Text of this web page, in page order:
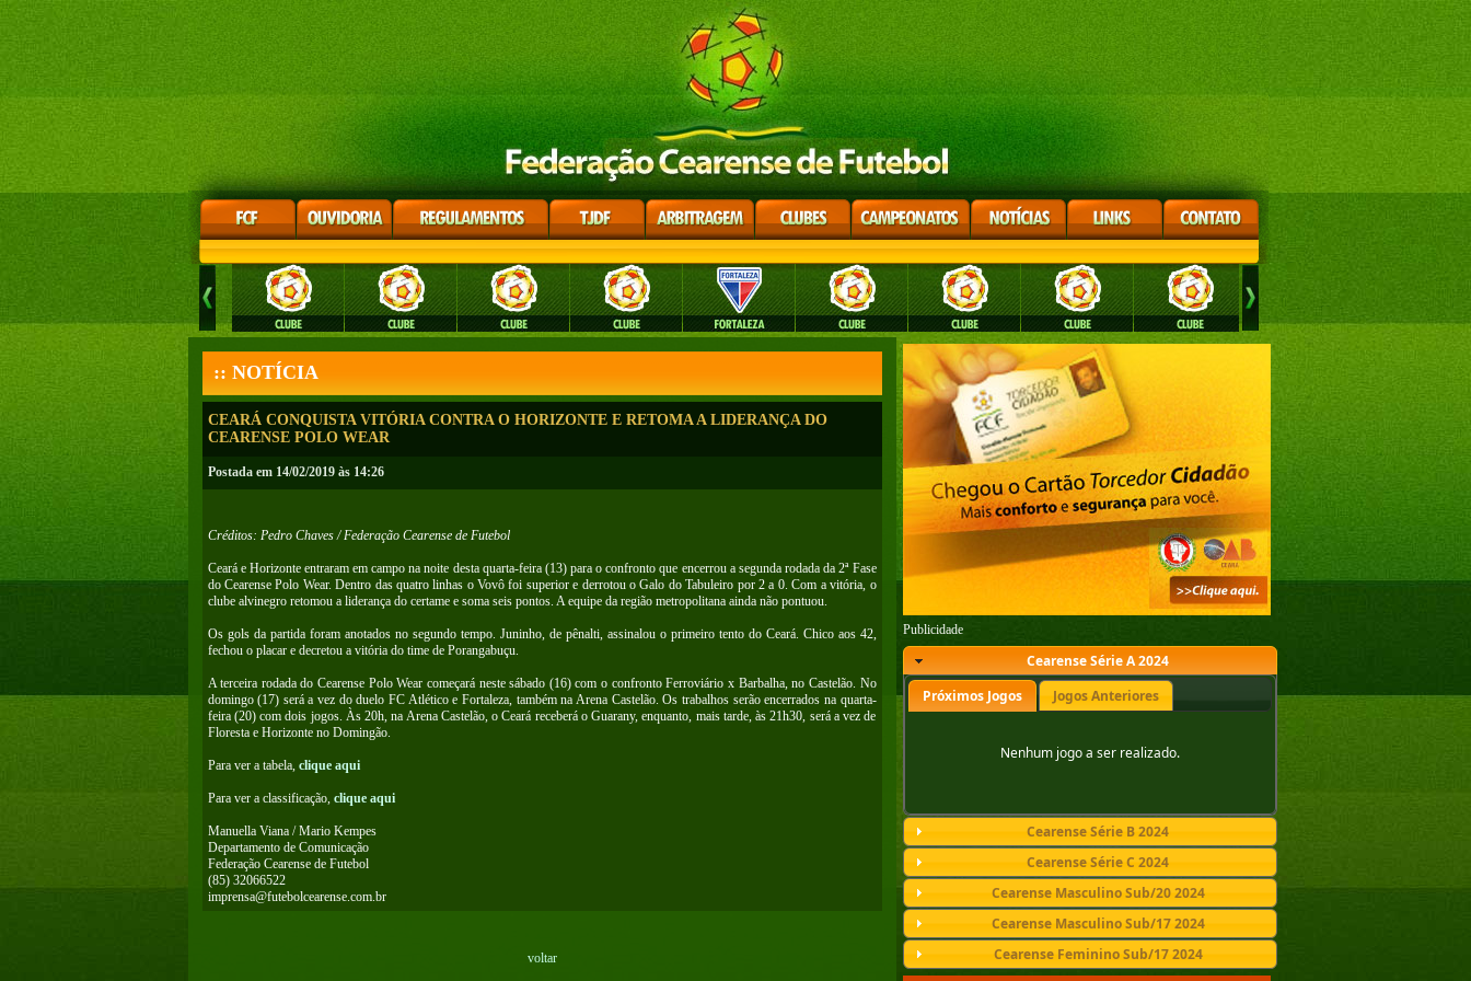
:: NOTÍCIA
CEARÁ CONQUISTA VITÓRIA CONTRA O HORIZONTE E RETOMA A LIDERANÇA DO
CEARENSE POLO WEAR
Postada em 14/02/2019 às 14:26
Créditos: Pedro Chaves / Federação Cearense de Futebol
Ceará e Horizonte entraram em campo na noite desta quarta-feira (13) para o confronto que encerrou a segunda rodada da 2ª Fase
do Cearense Polo Wear. Dentro das quatro linhas o Vovô foi superior e derrotou o Galo do Tabuleiro por 2 a 0. Com a vitória, o
clube alvinegro retomou a liderança do certame e soma seis pontos. A equipe da região metropolitana ainda não pontuou.
Os gols da partida foram anotados no segundo tempo. Juninho, de pênalti, assinalou o primeiro tento do Ceará. Chico aos 42,
fechou o placar e decretou a vitória do time de Porangabuçu.
A terceira rodada do Cearense Polo Wear começará neste sábado (16) com o confronto Ferroviário x Barbalha, no Castelão. No
domingo (17) será a vez do duelo FC Atlético e Fortaleza, também na Arena Castelão. Os trabalhos serão encerrados na quarta-
feira (20) com dois jogos. Às 20h, na Arena Castelão, o Ceará receberá o Guarany, enquanto, mais tarde, às 21h30, será a vez de
Floresta e Horizonte no Domingão.
Para ver a tabela, clique aqui
Para ver a classificação, clique aqui
Manuella Viana / Mario Kempes
Departamento de Comunicação
Federação Cearense de Futebol
(85) 32066522
imprensa@futebolcearense.com.br
voltar
Publicidade
Cearense Série A 2024
Próximos Jogos
Jogos Anteriores
Nenhum jogo a ser realizado.
Cearense Série B 2024
Cearense Série C 2024
Cearense Masculino Sub/20 2024
Cearense Masculino Sub/17 2024
Cearense Feminino Sub/17 2024